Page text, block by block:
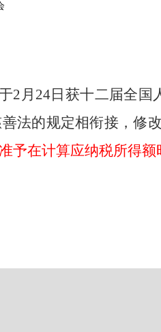
2 月 24日获十二届全国
法的规定相衔接，修
予在计算应纳税所得额